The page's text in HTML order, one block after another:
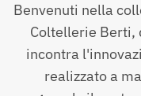
Benvenuti nella
Coltellerie Berti,
incontra
realizzato a